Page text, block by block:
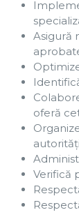
Asigură
oferă
Verifică